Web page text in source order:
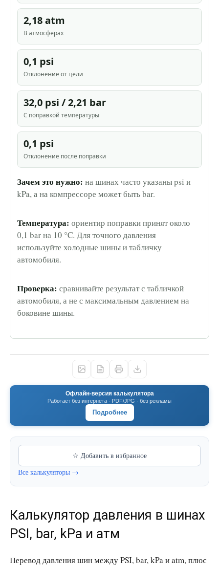
2,18 atm
В атмосферах
0,1 psi
Отклонение от цели
32,0 psi / 2,21 bar
С поправкой температуры
0,1 psi
Отклонение после поправки
Зачем это нужно: на шинах часто указаны psi и
kPa, а на компрессоре может быть bar.
Температура: ориентир поправки принят около
0,1 bar на 10 °C. Для точного давления
используйте холодные шины и табличку
автомобиля.
Проверка: сравнивайте результат с табличкой
автомобиля, а не с максимальным давлением на
боковине шины.
Офлайн-версия калькулятора
Работает без интернета · PDF/JPG · без рекламы
Подробнее
☆ Добавить в избранное
Все калькуляторы →
Калькулятор давления в шинах
PSI, bar, kPa и атм
Перевод давления шин между PSI, bar, kPa и atm, плюс